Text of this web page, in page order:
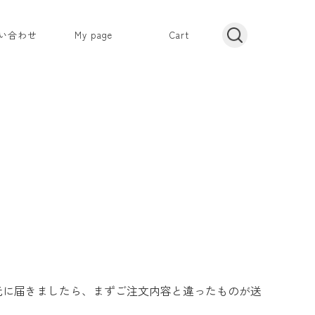
合わせ My page Cart
届きましたら、まずご注文内容と違ったものが送